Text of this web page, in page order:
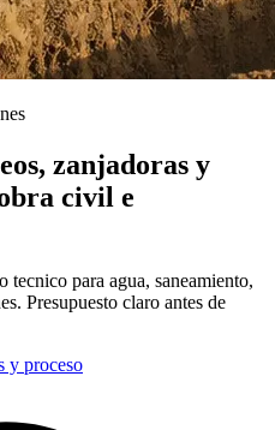
zanjadoras y
civil e
para agua, saneamiento,
Presupuesto claro antes de
y proceso